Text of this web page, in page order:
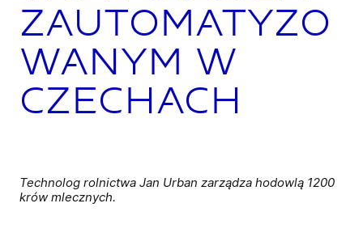
zautomatyzo
wanym w
Czechach
Technolog rolnictwa Jan Urban zarządza hodowlą 1200
krów mlecznych.